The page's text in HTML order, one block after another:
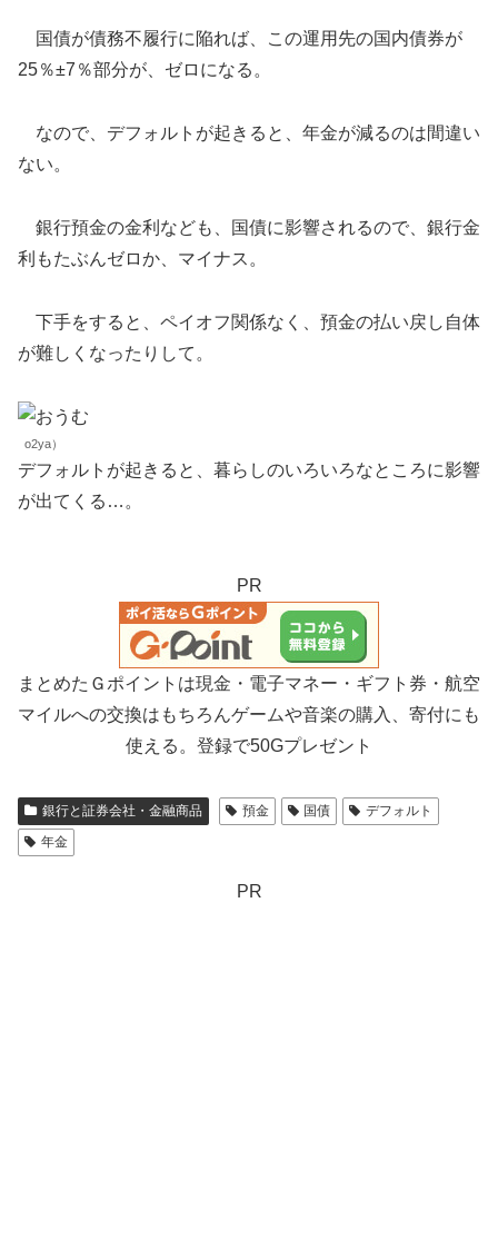
国債が債務不履行に陥れば、この運用先の国内債券が
25％±7％部分が、ゼロになる。
なので、デフォルトが起きると、年金が減るのは間違い
ない。
銀行預金の金利なども、国債に影響されるので、銀行金
利もたぶんゼロか、マイナス。
下手をすると、ペイオフ関係なく、預金の払い戻し自体
が難しくなったりして。
o2ya）
デフォルトが起きると、暮らしのいろいろなところに影響
が出てくる…。
PR
まとめたＧポイントは現金・電子マネー・ギフト券・航空
マイルへの交換はもちろんゲームや音楽の購入、寄付にも
使える。登録で50Gプレゼント
銀行と証券会社・金融商品 預金 国債
デフォルト
年金
PR